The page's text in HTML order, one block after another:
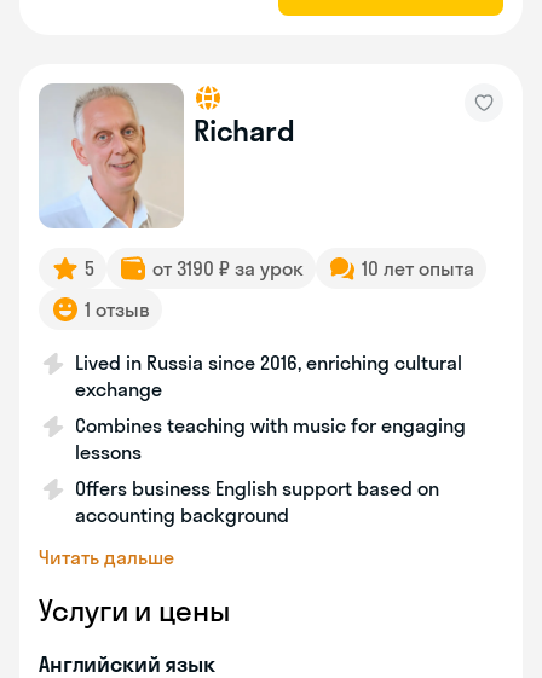
Richard
5 от 3190 ₽ за урок
10 лет опыта
1 отзыв
Lived in Russia since 2016, enriching cultural
exchange
Combines teaching with music for engaging
lessons
Offers business English support based on
accounting background
Читать дальше
Услуги и цены
Английский язык